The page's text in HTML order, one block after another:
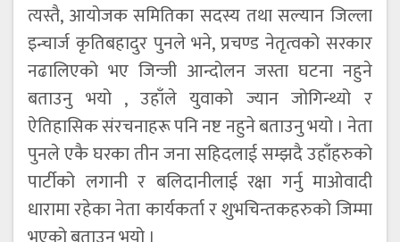
त्यस्तै, आयोजक समितिका सदस्य तथा सल्यान जिल्ला
इन्चार्ज कृतिबहादुर पुनले भने, प्रचण्ड नेतृत्वको सरकार
नढालिएको भए जिन्जी आन्दोलन जस्ता घटना नहुने
बताउनु भयो , उहाँले युवाको ज्यान जोगिन्थ्यो र
ऐतिहासिक संरचनाहरू पनि नष्ट नहुने बताउनु भयो । नेता
पुनले एकै घरका तीन जना सहिदलाई सम्झदै उहाँहरुको
पार्टीको लगानी र बलिदानीलाई रक्षा गर्नु माओवादी
धारामा रहेका नेता कार्यकर्ता र शुभचिन्तकहरुको जिम्मा